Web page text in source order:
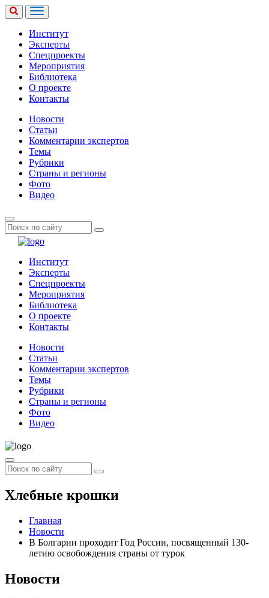
Институт
Эксперты
Спецпроекты
Мероприятия
Библиотека
О проекте
Контакты
Новости
Статьи
Комментарии экспертов
Темы
Рубрики
Страны и регионы
Фото
Видео
Институт
Эксперты
Спецпроекты
Мероприятия
Библиотека
О проекте
Контакты
Новости
Статьи
Комментарии экспертов
Темы
Рубрики
Страны и регионы
Фото
Видео
Хлебные крошки
Главная
Новости
В Болгарии проходит Год России, посвященный 130-
летию освобождения страны от турок
Новости